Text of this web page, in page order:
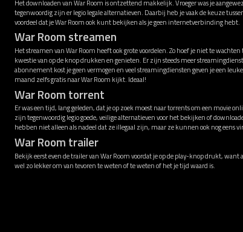
Het downloaden van War Room is ontzettend makkelijk. Vroeger was je
tegenwoordig zijn er legio legale alternatieven. Daarbij heb je vaak de keuze
voordeel dat je War Room ook kunt bekijken als je geen internetverbinding hebt.
War Room streamen
Het streamen van War Room heeft ook grote voordelen. Zo hoef je niet te
kwestie van op de knop drukken en genieten. Er zijn steeds meer
abonnement kost je geen vermogen en veel streamingdiensten geven je een
maand zelfs gratis naar War Room kijkt. Ideaal!
War Room torrent
Er was een tijd, lang geleden, dat je op zoek moest naar torrents om een movie
zijn tegenwoordig legio goede, veilige alternatieven voor het bekijken of
hebben niet alleen als nadeel dat ze illegaal zijn, maar ze kunnen ook nog eens
War Room trailer
Bekijk eerst even de trailer van War Room voordat je op de play-knop drukt, want
wel zo lekker om van tevoren te weten of te weten of het je tijd waard is.